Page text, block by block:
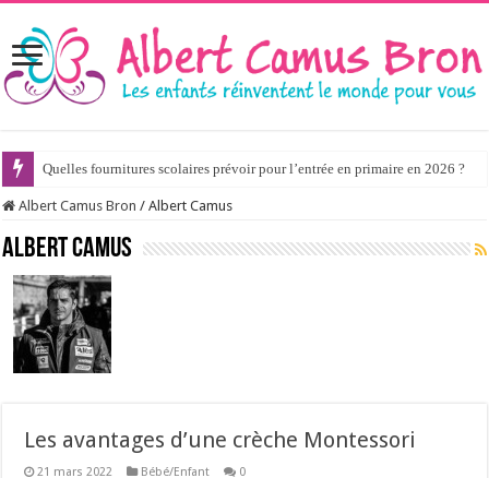
Quelles fournitures scolaires prévoir pour l’entrée en primaire en 2026 ?
Albert Camus Bron / Albert Camus
Albert Camus
Les avantages d’une crèche Montessori
21 mars 2022 Bébé/Enfant 0